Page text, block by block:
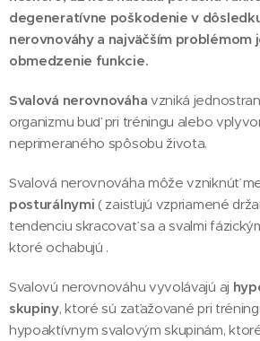
degeneratívne poškodenie v
nerovnováhy a najväčším problémom
obmedzenie funkcie.
Svalová nerovnováha vzniká
organizmu buď pri tréningu alebo
neprimeraného spôsobu života.
Svalová nerovnováha môže vzniknúť
posturálnymi ( zaisťujú vzpriamené
tendenciu skracovať sa a svalmi
ktoré ochabujú .
Svalovú nerovnováhu vyvolávajú aj
skupiny, ktoré sú zaťažované pri
hypoaktívnym svalovým skupinám,